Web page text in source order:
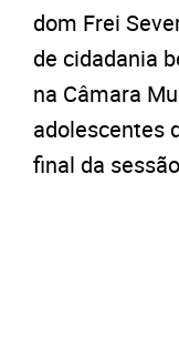
dom Frei
de cidadania
na Câmara
adolescentes
final da